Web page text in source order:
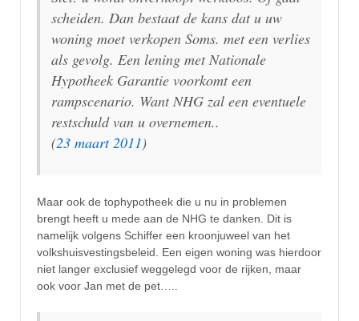
scheiden. Dan bestaat de kans dat u uw
woning moet verkopen Soms. met een verlies
als gevolg. Een lening met Nationale
Hypotheek Garantie voorkomt een
rampscenario. Want NHG zal een eventuele
restschuld van u overnemen..
(23 maart 2011)
Maar ook de tophypotheek die u nu in problemen
brengt heeft u mede aan de NHG te danken. Dit is
namelijk volgens Schiffer een kroonjuweel van het
volkshuisvestingsbeleid. Een eigen woning was hierdoor
niet langer exclusief weggelegd voor de rijken, maar
ook voor Jan met de pet…..